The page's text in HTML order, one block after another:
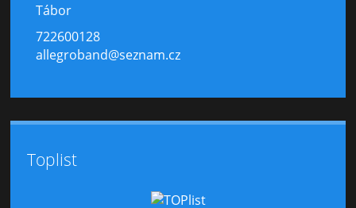
Tábor
722600128
allegroband@seznam.cz
Toplist